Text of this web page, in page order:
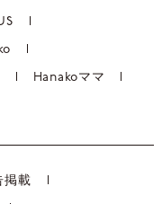
Hanakoママ
掲載